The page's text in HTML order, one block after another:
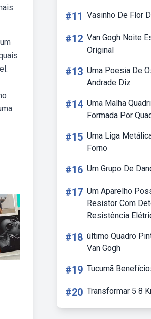
#11 Vasinho De Flor
#12 Van Gogh Noite
Original
#13 Uma Poesia De
Andrade Diz
#14 Uma Malha
Formada Por
#15 Uma Liga
Forno
#16 Um Grupo De
#17 Um Aparelho
Resistor Com
Resistência
#18 último Quadro
Van Gogh
#19 Tucumã
#20 Transformar 5 8